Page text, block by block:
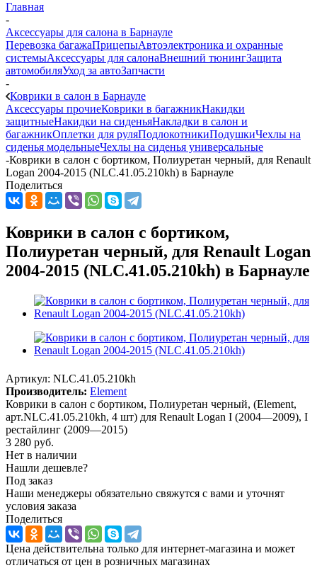
Главная
-
Аксессуары для салона в Барнауле
Перевозка багажаПрицепыАвтоэлектроника и охранные
системыАксессуары для салонаВнешний тюнингЗащита
автомобиляУход за автоЗапчасти
-
Коврики в салон в Барнауле
Аксессуары прочиеКоврики в багажникНакидки
защитныеНакидки на сиденьяНакладки в салон и
багажникОплетки для руляПодлокотникиПодушкиЧехлы на
сиденья модельныеЧехлы на сиденья универсальные
-Коврики в салон с бортиком, Полиуретан черный, для Renault
Logan 2004-2015 (NLC.41.05.210kh) в Барнауле
Поделиться
Коврики в салон с бортиком,
Полиуретан черный, для Renault Logan
2004-2015 (NLC.41.05.210kh) в Барнауле
Артикул: NLC.41.05.210kh
Производитель: Element
Коврики в салон с бортиком, Полиуретан черный, (Element,
арт.NLC.41.05.210kh, 4 шт) для Renault Logan I (2004—2009), I
рестайлинг (2009—2015)
3 280 руб.
Нет в наличии
Нашли дешевле?
Под заказ
Наши менеджеры обязательно свяжутся с вами и уточнят
условия заказа
Поделиться
Цена действительна только для интернет-магазина и может
отличаться от цен в розничных магазинах